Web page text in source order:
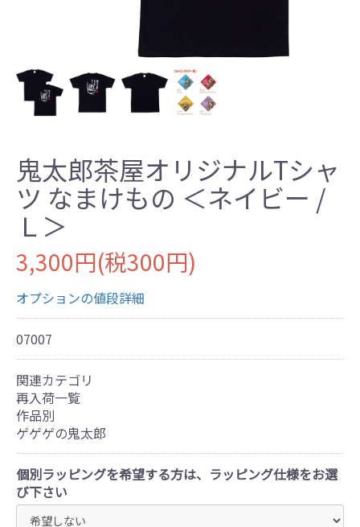
鬼太郎茶屋オリジナルTシャ
ツ なまけもの ＜ネイビー /
Ｌ＞
3,300円(税300円)
オプションの値段詳細
07007
関連カテゴリ
再入荷一覧
作品別
ゲゲゲの鬼太郎
個別ラッピングを希望する方は、ラッピング仕様をお選
び下さい